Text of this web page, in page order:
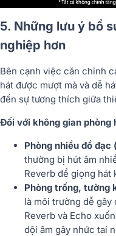
5. Những lưu ý bổ
nghiệp hơn
Bên cạnh việc căn chỉnh
hát được mượt mà và dễ
đến sự tương thích giữa
Đối với không gian phòng
Phòng nhiều đồ
thường bị hút âm
Reverb để giọng hát
Phòng trống, tường
là môi trường dễ gây
Reverb và Echo
dội âm gây nhức tai